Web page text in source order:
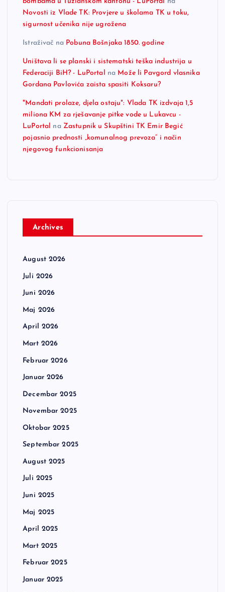
Novosti iz Vlade TK: Provjere u školama TK u toku,
sigurnost učenika nije ugrožena
Istraživač na Pobuna Bošnjaka 1850. godine
Uništava li se planski i sistematski teška industrija u
Federaciji BiH? - LuPortal na Može li Pavgord vlasnika
Gordana Pavlovića zaista spasiti Koksaru?
"Mandati prolaze, djela ostaju": Vlada TK izdvaja 1,5
miliona KM za rješavanje pitke vode u Lukavcu -
LuPortal na Zastupnik u Skupštini TK Emir Begić
pojasnio prednosti „komunalnog prevoza“ i način
njegovog funkcionisanja
Archives
August 2026
Juli 2026
Juni 2026
Maj 2026
April 2026
Mart 2026
Februar 2026
Januar 2026
Decembar 2025
Novembar 2025
Oktobar 2025
Septembar 2025
August 2025
Juli 2025
Juni 2025
Maj 2025
April 2025
Mart 2025
Februar 2025
Januar 2025